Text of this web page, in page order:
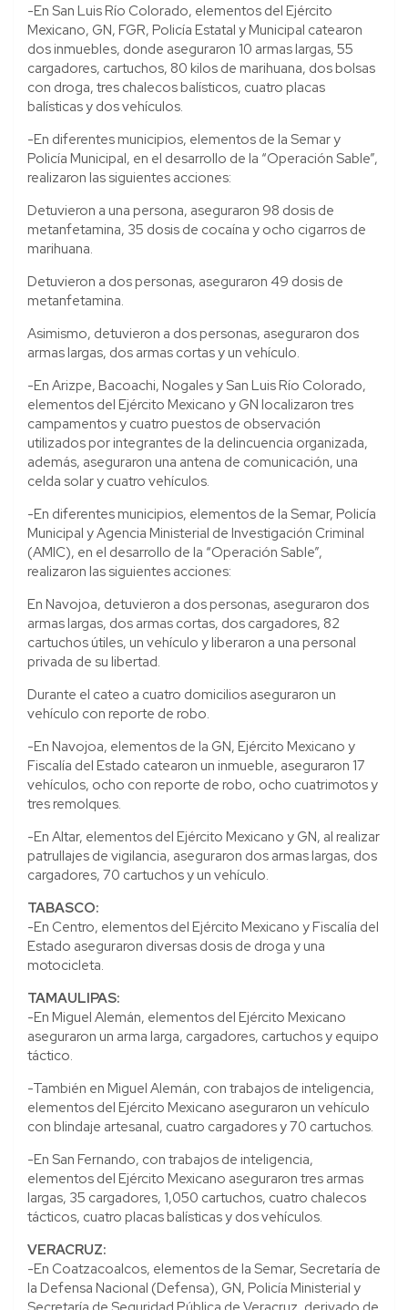
-En San Luis Río Colorado, elementos del Ejército
Mexicano, GN, FGR, Policía Estatal y Municipal catearon
dos inmuebles, donde aseguraron 10 armas largas, 55
cargadores, cartuchos, 80 kilos de marihuana, dos bolsas
con droga, tres chalecos balísticos, cuatro placas
balísticas y dos vehículos.
-En diferentes municipios, elementos de la Semar y
Policía Municipal, en el desarrollo de la “Operación Sable”,
realizaron las siguientes acciones:
Detuvieron a una persona, aseguraron 98 dosis de
metanfetamina, 35 dosis de cocaína y ocho cigarros de
marihuana.
Detuvieron a dos personas, aseguraron 49 dosis de
metanfetamina.
Asimismo, detuvieron a dos personas, aseguraron dos
armas largas, dos armas cortas y un vehículo.
-En Arizpe, Bacoachi, Nogales y San Luis Río Colorado,
elementos del Ejército Mexicano y GN localizaron tres
campamentos y cuatro puestos de observación
utilizados por integrantes de la delincuencia organizada,
además, aseguraron una antena de comunicación, una
celda solar y cuatro vehículos.
-En diferentes municipios, elementos de la Semar, Policía
Municipal y Agencia Ministerial de Investigación Criminal
(AMIC), en el desarrollo de la “Operación Sable”,
realizaron las siguientes acciones:
En Navojoa, detuvieron a dos personas, aseguraron dos
armas largas, dos armas cortas, dos cargadores, 82
cartuchos útiles, un vehículo y liberaron a una personal
privada de su libertad.
Durante el cateo a cuatro domicilios aseguraron un
vehículo con reporte de robo.
-En Navojoa, elementos de la GN, Ejército Mexicano y
Fiscalía del Estado catearon un inmueble, aseguraron 17
vehículos, ocho con reporte de robo, ocho cuatrimotos y
tres remolques.
-En Altar, elementos del Ejército Mexicano y GN, al realizar
patrullajes de vigilancia, aseguraron dos armas largas, dos
cargadores, 70 cartuchos y un vehículo.
TABASCO:
-En Centro, elementos del Ejército Mexicano y Fiscalía del
Estado aseguraron diversas dosis de droga y una
motocicleta.
TAMAULIPAS:
-En Miguel Alemán, elementos del Ejército Mexicano
aseguraron un arma larga, cargadores, cartuchos y equipo
táctico.
-También en Miguel Alemán, con trabajos de inteligencia,
elementos del Ejército Mexicano aseguraron un vehículo
con blindaje artesanal, cuatro cargadores y 70 cartuchos.
-En San Fernando, con trabajos de inteligencia,
elementos del Ejército Mexicano aseguraron tres armas
largas, 35 cargadores, 1,050 cartuchos, cuatro chalecos
tácticos, cuatro placas balísticas y dos vehículos.
VERACRUZ:
-En Coatzacoalcos, elementos de la Semar, Secretaría de
la Defensa Nacional (Defensa), GN, Policía Ministerial y